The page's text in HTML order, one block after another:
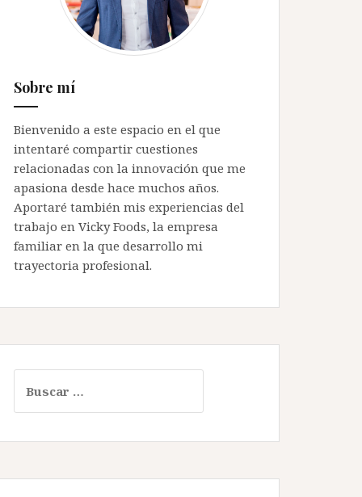
Sobre mí
Bienvenido a este espacio en el que
intentaré compartir cuestiones
relacionadas con la innovación que me
apasiona desde hace muchos años.
Aportaré también mis experiencias del
trabajo en Vicky Foods, la empresa
familiar en la que desarrollo mi
trayectoria profesional.